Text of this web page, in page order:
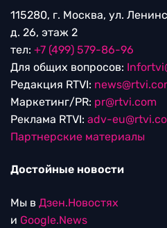
115280, г. Москва, ул.
д. 26, этаж 2
тел: +7 (499) 579-86-96
Для общих вопросов:
Редакция RTVI:
Маркетинг/PR: pr@rtvi.com
Реклама RTVI: adv-
Партнерские материалы
Достойные новости
Мы в Дзен.Новостях
и Google.News